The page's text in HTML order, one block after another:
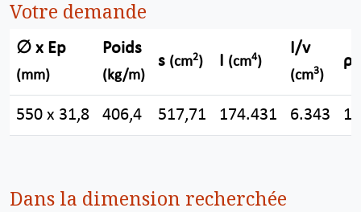
Votre demande
∅ x Ep
(mm)
Poids
(kg/m)
s (cm2) I (cm4)
I/v
(cm3)
ρ
550 x 31,8 406,4 517,71 174.431 6.343
Dans la dimension recherchée